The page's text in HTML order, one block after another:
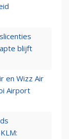
blijft
en Wizz Air
Airport